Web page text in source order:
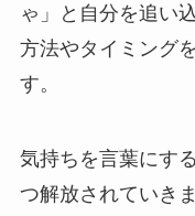
ゃ」と自分を追い
方法やタイミング
す。
気持ちを言葉にす
つ解放されていき